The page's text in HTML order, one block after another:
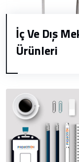
İç Ve Dış
Ürünleri